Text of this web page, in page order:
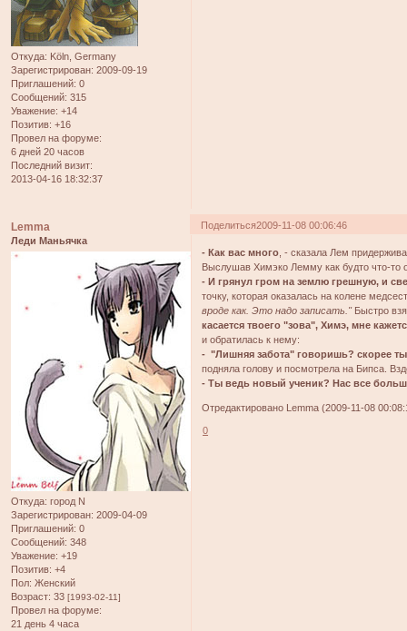
Откуда: Köln, Germany
Зарегистрирован: 2009-09-19
Приглашений: 0
Сообщений: 315
Уважение: +14
Позитив: +16
Провел на форуме:
6 дней 20 часов
Последний визит:
2013-04-16 18:32:37
Поделиться2009-11-08 00:06:46
Lemma
Леди Маньячка
Откуда: город N
Зарегистрирован: 2009-04-09
Приглашений: 0
Сообщений: 348
Уважение: +19
Позитив: +4
Пол: Женский
Возраст: 33 [1993-02-11]
Провел на форуме:
21 день 4 часа
- Как вас много , - сказала Лем
Выслушав Химэко Лемму как будто что-то
- И грянул гром на землю грешную, и
точку, которая оказалась на колене
вроде как. Это надо записать."Быстро
касается твоего "зова", Химэ, мне
и обратилась к нему:
- "Лишняя забота" говоришь? скорее
подняла голову и посмотрела на Бипса.
- Ты ведь новый ученик? Нас все
Отредактировано Lemma (2009-11-08
0